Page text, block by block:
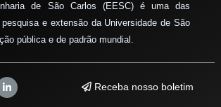
de São Carlos (EESC) é uma das
e extensão da Universidade de São
pública e de padrão mundial.
Receba nosso boletim